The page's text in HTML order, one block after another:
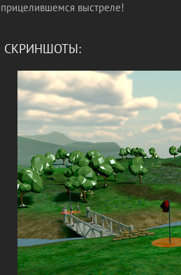
прицелившемся выстреле!
СКРИНШОТЫ: